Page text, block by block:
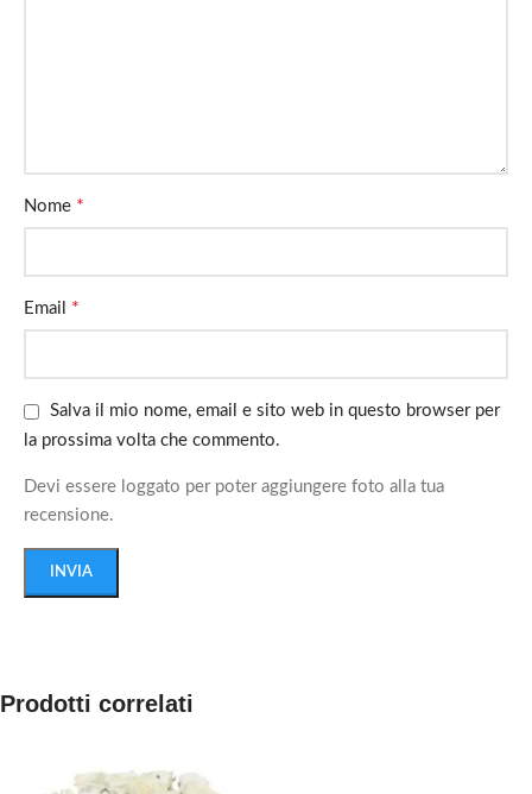
Nome *
Email *
Salva il mio nome, email e sito web in questo browser per
la prossima volta che commento.
Devi essere loggato per poter aggiungere foto alla tua
recensione.
Prodotti correlati